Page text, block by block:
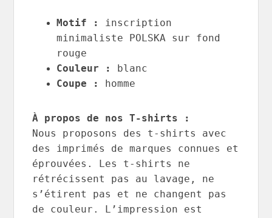
Motif :
inscription
minimaliste POLSKA sur fond
rouge
Couleur :
blanc
Coupe :
homme
À propos de nos T-shirts :
Nous proposons des t-shirts avec
des imprimés de marques connues et
éprouvées. Les t-shirts ne
rétrécissent pas au lavage, ne
s’étirent pas et ne changent pas
de couleur. L’impression est